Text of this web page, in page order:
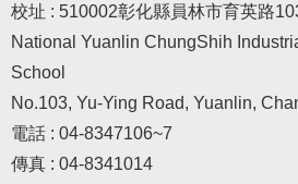
校址 : 510002彰化縣員林市育英路
National Yuanlin ChungShih
School
No.103, Yu-Ying Road, Yuanlin,
電話 : 04-8347106~7
傳真 : 04-8341014